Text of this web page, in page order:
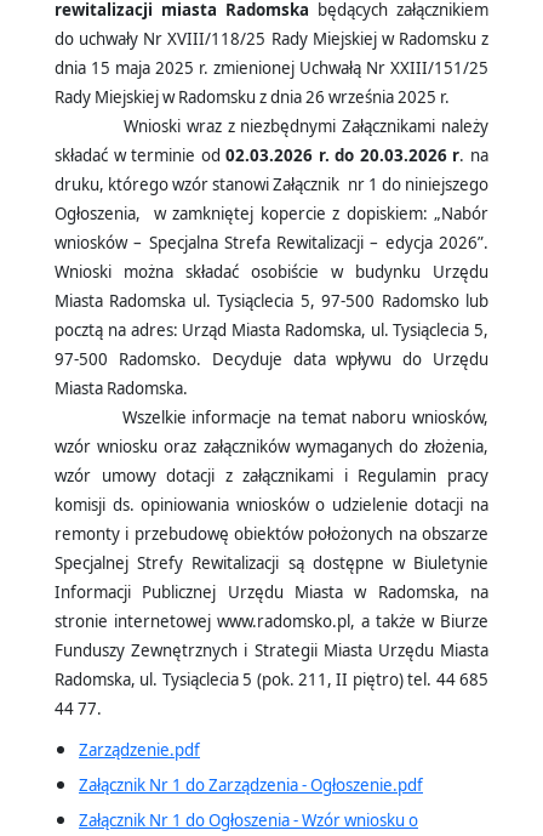
rewitalizacji miasta Radomska będących załącznikiem
do uchwały Nr XVIII/118/25 Rady Miejskiej w Radomsku z
dnia 15 maja 2025 r. zmienionej Uchwałą Nr XXIII/151/25
Rady Miejskiej w Radomsku z dnia 26 września 2025 r.
Wnioski wraz z niezbędnymi Załącznikami należy
składać w terminie od02.03.2026 r. do 20.03.2026 r. na
druku, którego wzór stanowi Załącznik nr 1 do niniejszego
Ogłoszenia, w zamkniętej kopercie z dopiskiem: „Nabór
wniosków – Specjalna Strefa Rewitalizacji – edycja 2026”.
Wnioski można składać osobiście w budynku Urzędu
Miasta Radomska ul. Tysiąclecia 5, 97-500 Radomsko lub
pocztą na adres: Urząd Miasta Radomska, ul. Tysiąclecia 5,
97-500 Radomsko. Decyduje data wpływu do Urzędu
Miasta Radomska.
Wszelkie informacje na temat naboru wniosków,
wzór wniosku oraz załączników wymaganych do złożenia,
wzór umowy dotacji z załącznikami i Regulamin pracy
komisji ds. opiniowania wniosków o udzielenie dotacji na
remonty i przebudowę obiektów położonych na obszarze
Specjalnej Strefy Rewitalizacji są dostępne w Biuletynie
Informacji Publicznej Urzędu Miasta w Radomska, na
stronie internetowej www.radomsko.pl, a także w Biurze
Funduszy Zewnętrznych i Strategii Miasta Urzędu Miasta
Radomska, ul. Tysiąclecia 5 (pok. 211, II piętro) tel. 44 685
44 77.
Zarządzenie.pdf
Załącznik Nr 1 do Zarządzenia - Ogłoszenie.pdf
Załącznik Nr 1 do Ogłoszenia - Wzór wniosku o